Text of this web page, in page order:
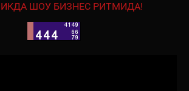
ШОУ БИЗНЕС РИТМИДА!